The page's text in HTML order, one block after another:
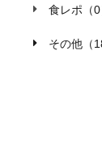
食レポ（0
その他（